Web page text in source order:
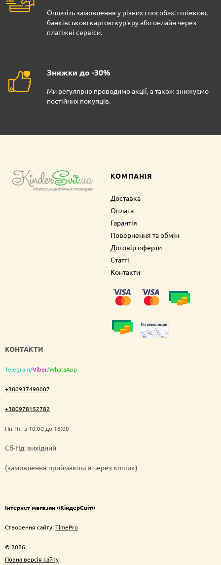
Оплатіть замовлення у різних способах: готівкою,
банківською картою кур'єру або онлайн через
платіжні сервіси.
Знижки до -30%
Ми регулярно проводимо акції, а також знижуємо
постійних покупців.
КОМПАНІЯ
Доставка
Оплата
Гарантія
Повернення та обмін
Договір оферти
Статті
Контакти
КОНТАКТИ
Telegram/Viber/WhatsApp
+380937490007
+380978152782
Пн-Пт: з 10:00 до 18:00
Cб-Нд: вихідний
(замовлення приймаються через кошик)
Інтернет магазин «КіндерСвіт»
Створення сайту:TimePro
© 2026
Повна версія сайту